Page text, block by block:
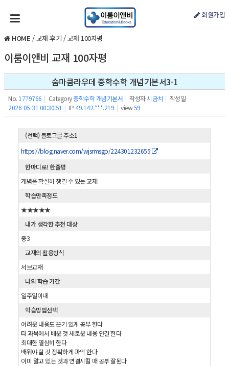
회원가입
HOME /교재 후기 /교재 100자평
이룸이앤비 교재 100자평
숨마쿰라우데 중학수학 개념기본서3-1
No. 1779766 | Category중학수학 개념기본서 | 작성자시금치 | 작성일
2026-05-31 00:30:51 | IP49.142.***.219 | view59
(선택) 블로그글 주소1
https://blog.naver.com/wjsrmsgp/224301232655
한마디로! 한줄평
개념을 확실히 챙길 수 있는 교재
학습만족정도
★★★★★
내가 생각한 추천 대상
중3
교재의 활용방식
서브교재
나의 학습 기간
일주일이내
학습방법선택
어려운 내용도 끈기 있게 공부 한다
타 과목에서 배운 것 새로운 내용 연결 한다
최대한 열심히 한다
배워야 할 것 정확하게 파악 한다
이미 알고 있는 것과 연결시킬 때 공부 잘된다